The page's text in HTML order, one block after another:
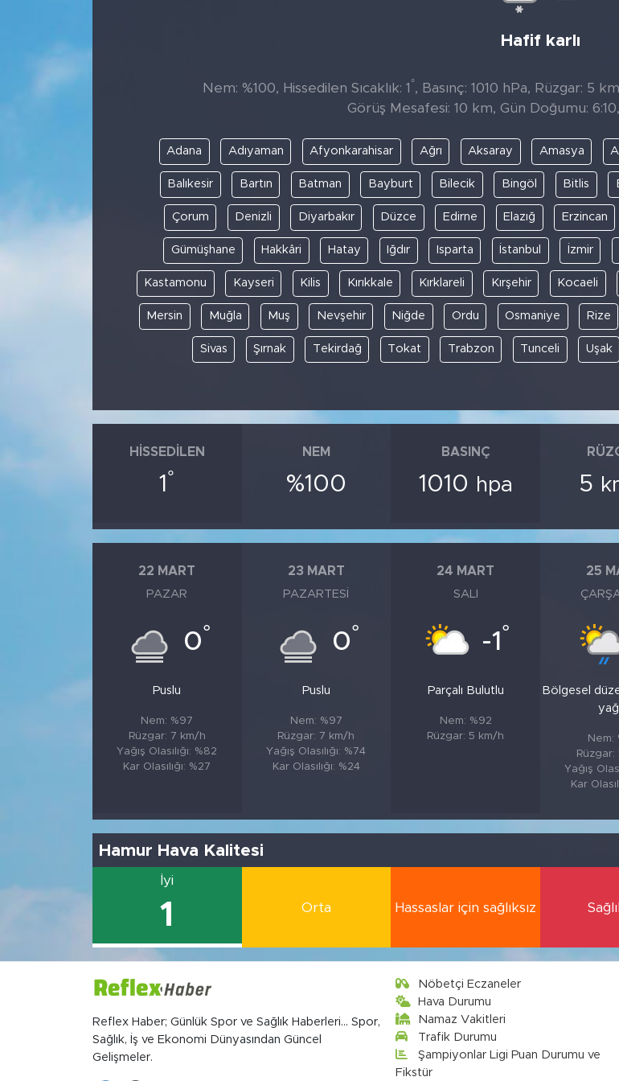
Hafif karlı
Nem: %100, Hissedilen Sıcaklık: 1 °, Basınç: 1010 hPa, Rüzgar: 5
Görüş Mesafesi: 10 km, Gün Doğumu: 6:10,
Adana Adıyaman Afyonkarahisar Ağrı Aksaray Amasya
Balıkesir Bartın Batman Bayburt Bilecik Bingöl Bitlis
Çorum Denizli Diyarbakır Düzce Edirne Elazığ Erzincan
Gümüşhane Hakkâri Hatay Iğdır Isparta İstanbul İzmir
Kastamonu Kayseri Kilis Kırıkkale Kırklareli Kırşehir Kocaeli
Mersin Muğla Muş Nevşehir Niğde Ordu Osmaniye Rize
Sivas Şırnak Tekirdağ Tokat Trabzon Tunceli Uşak
HISSEDILEN
1 °
NEM
%100
BASINÇ
1010 hpa 5
22 MART
PAZAR
0°
Puslu
Nem: %97
Rüzgar: 7 km/h
Yağış Olasılığı: %82
Kar Olasılığı: %27
23 MART
PAZARTESI
0°
Puslu
Nem: %97
Rüzgar: 7 km/h
Yağış Olasılığı: %74
Kar Olasılığı: %24
24 MART
SALI
-1 °
Parçalı Bulutlu
Nem: %92
Rüzgar: 5 km/h
25
Bölgesel
Nem:
Rüzgar:
Yağış
Kar
Hamur Hava Kalitesi
İyi
1 Orta Hassaslar için sağlıksız
Reflex Haber; Günlük Spor ve Sağlık Haberleri... Spor,
Sağlık, İş ve Ekonomi Dünyasından Güncel
Gelişmeler.
Nöbetçi Eczaneler
Hava Durumu
Namaz Vakitleri
Trafik Durumu
Şampiyonlar Ligi Puan Durumu ve
Fikstür